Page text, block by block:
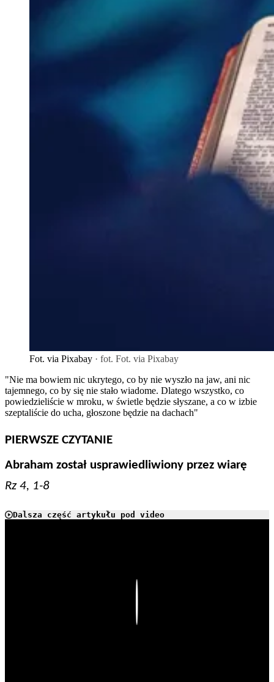
Fot. via Pixabay · fot. Fot. via Pixabay
"Nie ma bowiem nic ukrytego, co by nie wyszło na jaw, ani nic
tajemnego, co by się nie stało wiadome. Dlatego wszystko, co
powiedzieliście w mroku, w świetle będzie słyszane, a co w izbie
szeptaliście do ucha, głoszone będzie na dachach"
PIERWSZE CZYTANIE
Abraham został usprawiedliwiony przez wiarę
Rz 4, 1-8
Dalsza część artykułu pod video